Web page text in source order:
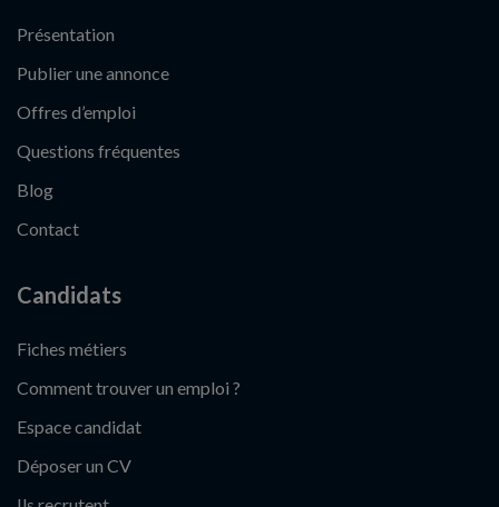
Présentation
Publier une annonce
Offres d’emploi
Questions fréquentes
Blog
Contact
Candidats
Fiches métiers
Comment trouver un emploi ?
Espace candidat
Déposer un CV